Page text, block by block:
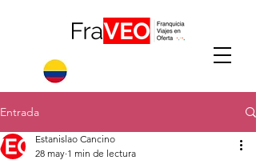
Entrada
Estanislao Cancino
28 may 1 min de lectura